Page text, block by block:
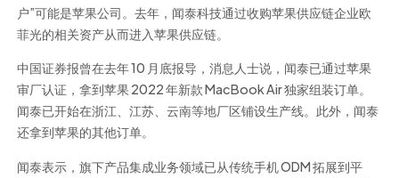
户”可能是苹果公司。去年，闻泰科技通过收购苹果供应链企业欧
菲光的相关资产从而进入苹果供应链。
中国证券报曾在去年 10 月底报导，消息人士说，闻泰已通过苹果
审厂认证，拿到苹果 2022 年新款 MacBook Air 独家组装订单。
闻泰已开始在浙江、江苏、云南等地厂区铺设生产线。此外，闻泰
还拿到苹果的其他订单。
闻泰表示，旗下产品集成业务领域已从传统手机 ODM 拓展到平